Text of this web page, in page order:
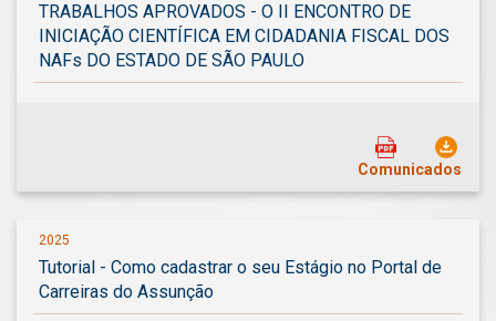
TRABALHOS APROVADOS - O II ENCONTRO DE
INICIAÇÃO CIENTÍFICA EM CIDADANIA FISCAL DOS
NAFs DO ESTADO DE SÃO PAULO
Comunicados
2025
Tutorial - Como cadastrar o seu Estágio no Portal de
Carreiras do Assunção